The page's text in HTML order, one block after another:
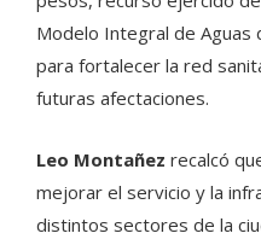
Modelo Integral de Aguas
para fortalecer la red
futuras afectaciones.
Leo Montañez recalcó
mejorar el servicio y la
distintos sectores de la